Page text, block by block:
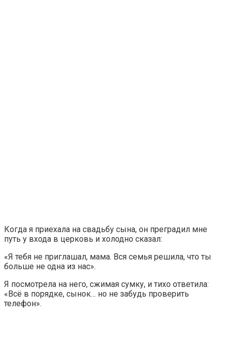
Когда я приехала на свадьбу сына, он преградил мне
путь у входа в церковь и холодно сказал:
«Я тебя не приглашал, мама. Вся семья решила, что ты
больше не одна из нас».
Я посмотрела на него, сжимая сумку, и тихо ответила:
«Всё в порядке, сынок… но не забудь проверить
телефон».